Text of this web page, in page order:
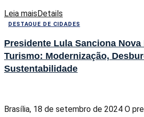
Leia maisDetails
DESTAQUE DE CIDADES
Presidente Lula Sanciona Nova
Turismo: Modernização,
Sustentabilidade
Brasília, 18 de setembro de 2024 O